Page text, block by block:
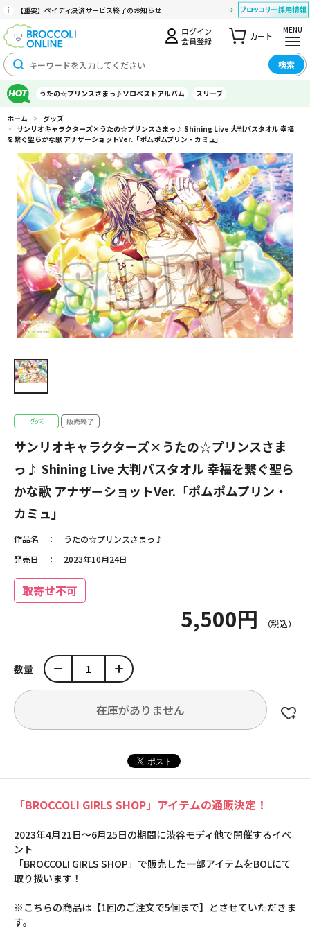
【重要】ペイディ決済サービス終了のお知らせ
ログイン
会員登録
カート
MENU
検索
うたの☆プリンスさまっ♪ソロベストアルバム スリーブ
ホーム > グッズ
> サンリオキャラクターズ×うたの☆プリンスさまっ♪ Shining Live 大判バスタオル 幸福
を繋ぐ聖らかな歌 アナザーショットVer.「ポムポムプリン・カミュ」
サンリオキャラクターズ×うたの☆プリンスさま
っ♪ Shining Live 大判バスタオル 幸福を繋ぐ聖ら
かな歌 アナザーショットVer.「ポムポムプリン・
カミュ」
作品名
うたの☆プリンスさまっ♪
発売日
2023年10月24日
取寄せ不可
5,500円
数量
在庫がありません
「BROCCOLI GIRLS SHOP」アイテムの通販決定！
2023年4月21日～6月25日の期間に渋谷モディ他で開催するイベ
ント
「BROCCOLI GIRLS SHOP」で販売した一部アイテムをBOLにて
取り扱います！
※こちらの商品は【1回のご注文で5個まで】とさせていただきま
す。